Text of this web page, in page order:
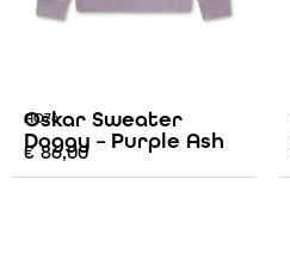
AO76
Oskar Sweater
Doggy – Purple Ash
€86,00